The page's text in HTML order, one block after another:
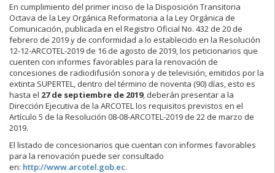
En cumplimiento del primer inciso de la Disposición Transitoria
Octava de la Ley Orgánica Reformatoria a la Ley Orgánica de
Comunicación, publicada en el Registro Oficial No. 432 de 20 de
febrero de 2019 y de conformidad a lo establecido en la Resolución
12-12-ARCOTEL-2019 de 16 de agosto de 2019, los peticionarios que
cuenten con informes favorables para la renovación de
concesiones de radiodifusión sonora y de televisión, emitidos por la
extinta SUPERTEL, dentro del término de noventa (90) días, esto es
hasta el 27 de septiembre de 2019, deberán presentar a la
Dirección Ejecutiva de la ARCOTEL los requisitos previstos en el
Artículo 5 de la Resolución 08-08-ARCOTEL-2019 de 22 de marzo de
2019.
El listado de concesionarios que cuentan con informes favorables
para la renovación puede ser consultado
en: http://www.arcotel.gob.ec.